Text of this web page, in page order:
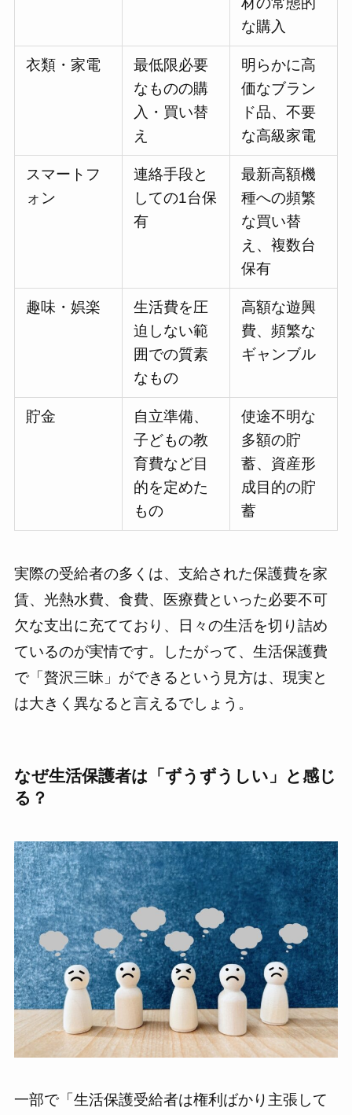
な購入
衣類・家電
最低限必要
なものの購
入・買い替
え
明らかに高
価なブラン
ド品、不要
な高級家電
スマートフ
ォン
連絡手段と
しての1台保
有
最新高額機
種への頻繁
な買い替
え、複数台
保有
趣味・娯楽
生活費を圧
迫しない範
囲での質素
なもの
高額な遊興
費、頻繁な
ギャンブル
貯金
自立準備、
子どもの教
育費など目
的を定めた
もの
使途不明な
多額の貯
蓄、資産形
成目的の貯
蓄
実際の受給者の多くは、支給された保護費を家
賃、光熱水費、食費、医療費といった必要不可
欠な支出に充てており、日々の生活を切り詰め
ているのが実情です。したがって、生活保護費
で「贅沢三昧」ができるという見方は、現実と
は大きく異なると言えるでしょう。
なぜ生活保護者は「ずうずうしい」と感じ
る？
一部で「生活保護受給者は権利ばかり主張して